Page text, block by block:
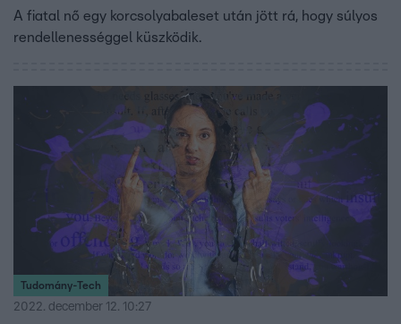
A fiatal nő egy korcsolyabaleset után jött rá, hogy súlyos
rendellenességgel küszködik.
Tudomány-Tech
2022. december 12. 10:27